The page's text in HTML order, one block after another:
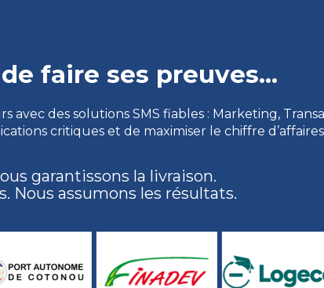
faire ses preuves...
avec des solutions SMS fiables : Marketing,
critiques et de maximiser le chiffre
garantissons la livraison.
Nous assumons les résultats.